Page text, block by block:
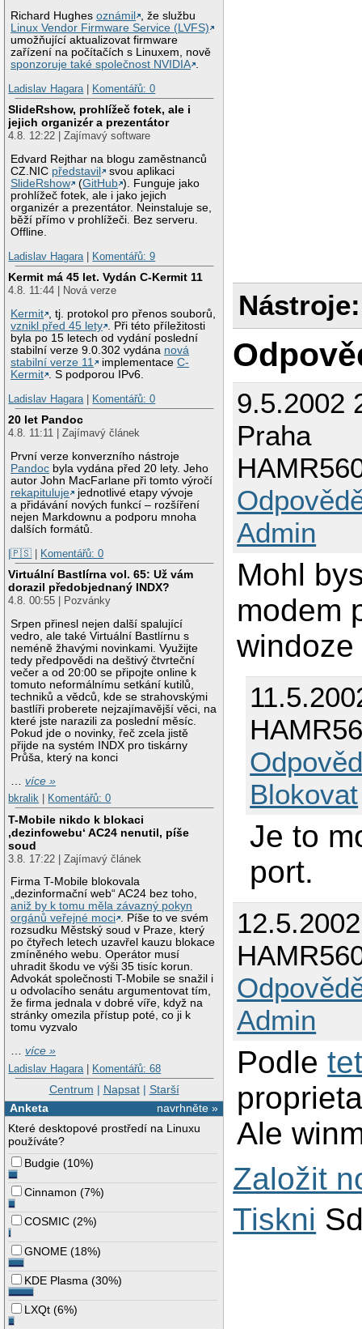
Richard Hughesoznámil
, že službu
Linux Vendor Firmware Service (LVFS)
umožňující aktualizovat firmware
zařízení na počítačích s Linuxem, nově
sponzoruje také společnost NVIDIA .
Ladislav Hagara | Komentářů: 0
SlideRshow, prohlížeč fotek, ale i
jejich organizér a prezentátor
4.8. 12:22 | Zajímavý software
Edvard Rejthar na blogu zaměstnanců
CZ.NIC představil
svou aplikaci
SlideRshow
(GitHub ). Funguje jako
prohlížeč fotek, ale i jako jejich
organizér a prezentátor. Neinstaluje se,
běží přímo v prohlížeči. Bez serveru.
Offline.
Ladislav Hagara | Komentářů: 9
Kermit má 45 let. Vydán C-Kermit 11
4.8. 11:44 | Nová verze
Kermit , tj. protokol pro přenos souborů,
vznikl před 45 lety . Při této příležitosti
byla po 15 letech od vydání poslední
stabilní verze 9.0.302 vydána nová
stabilní verze 11
implementaceC-
Kermit . S podporou IPv6.
Ladislav Hagara | Komentářů: 0
20 let Pandoc
4.8. 11:11 | Zajímavý článek
První verze konverzního nástroje
Pandoc byla vydána před 20 lety. Jeho
autor John MacFarlane při tomto výročí
rekapituluje
jednotlivé etapy vývoje
a přidávání nových funkcí – rozšíření
nejen Markdownu a podporu mnoha
dalších formátů.
|🇵🇸 | Komentářů: 0
Virtuální Bastlírna vol. 65: Už vám
dorazil předobjednaný INDX?
4.8. 00:55 | Pozvánky
Srpen přinesl nejen další spalující
vedro, ale také Virtuální Bastlírnu s
neméně žhavými novinkami. Využijte
tedy předpovědi na deštivý čtvrteční
večer a od 20:00 se připojte online k
tomuto neformálnímu setkání kutilů,
techniků a vědců, kde se strahovskými
bastlíři proberete nejzajímavější věci, na
které jste narazili za poslední měsíc.
Pokud jde o novinky, řeč zcela jistě
přijde na systém INDX pro tiskárny
Průša, který na konci
…více »
bkralik
Komentářů: 0
T-Mobile nikdo k blokaci
‚dezinfowebu‘ AC24 nenutil, píše
soud
3.8. 17:22 | Zajímavý článek
Firma T-Mobile blokovala
„dezinformační web“ AC24 bez toho,
aniž by k tomu měla závazný pokyn
orgánů veřejné moci . Píše to ve svém
rozsudku Městský soud v Praze, který
po čtyřech letech uzavřel kauzu blokace
zmíněného webu. Operátor musí
uhradit škodu ve výši 35 tisíc korun.
Advokát společnosti T-Mobile se snažil i
u odvolacího senátu argumentovat tím,
že firma jednala v dobré víře, když na
stránky omezila přístup poté, co ji k
tomu vyzvalo
…více »
Ladislav Hagara | Komentářů: 68
Centrum | Napsat| Starší
navrhněte »
Anketa
Které desktopové prostředí na Linuxu
používáte?
Budgie (10%)
Cinnamon (7%)
COSMIC (2%)
GNOME (18%)
KDE Plasma (30%)
LXQt (6%)
Nástroje:
9.5.2002
Praha
Admin
Mohl
modem
Blokovat
Je to
port.
Admin
Podle
Ale
Založit
Tiskni